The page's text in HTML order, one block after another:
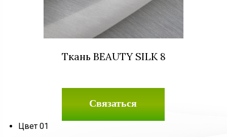
Ткань BEAUTY SILK 8
Связаться
Цвет 01